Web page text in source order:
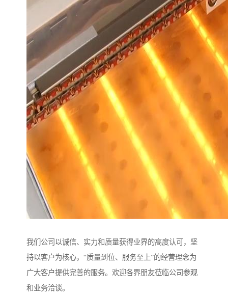
我们公司以诚信、实力和质量获得业界的高度认可，坚
持以客户为核心，“质量到位、服务至上”的经营理念为
广大客户提供完善的服务。欢迎各界朋友莅临公司参观
和业务洽谈。